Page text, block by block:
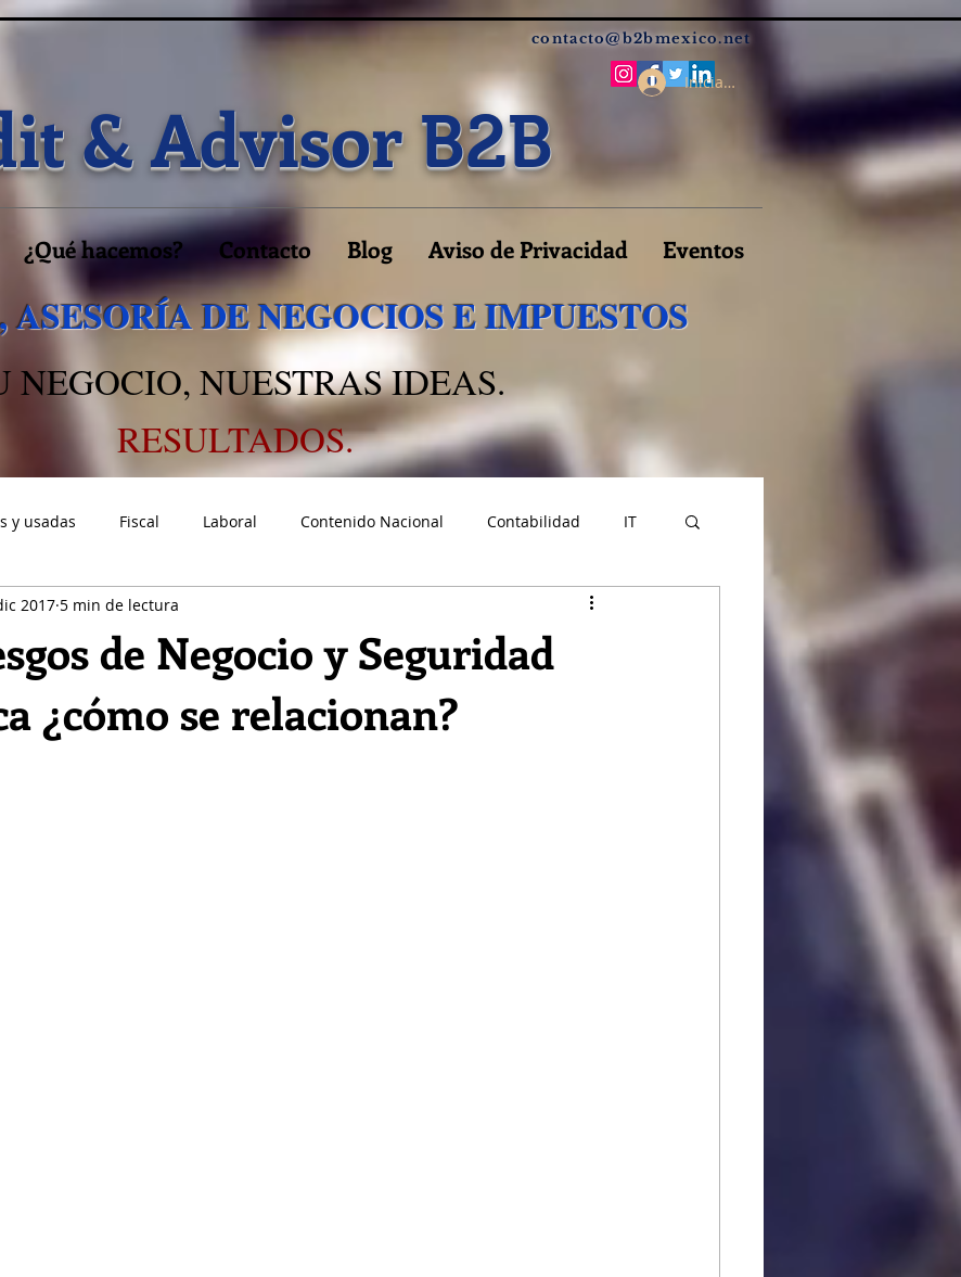
contacto@b2bmexico.net
& Advisor B2B
Iniciar sesión
¿Qué hacemos? Contacto Blog Aviso de Privacidad Eventos
DE NEGOCIOS E IMPUESTOS
NEGOCIO, NUESTRAS IDEAS.
RESULTADOS.
y usadas Fiscal Laboral Contenido Nacional Contabilidad IT
normatividad contable
de Negocio y Seguridad
¿cómo se relacionan?
2017 5 min de lectura